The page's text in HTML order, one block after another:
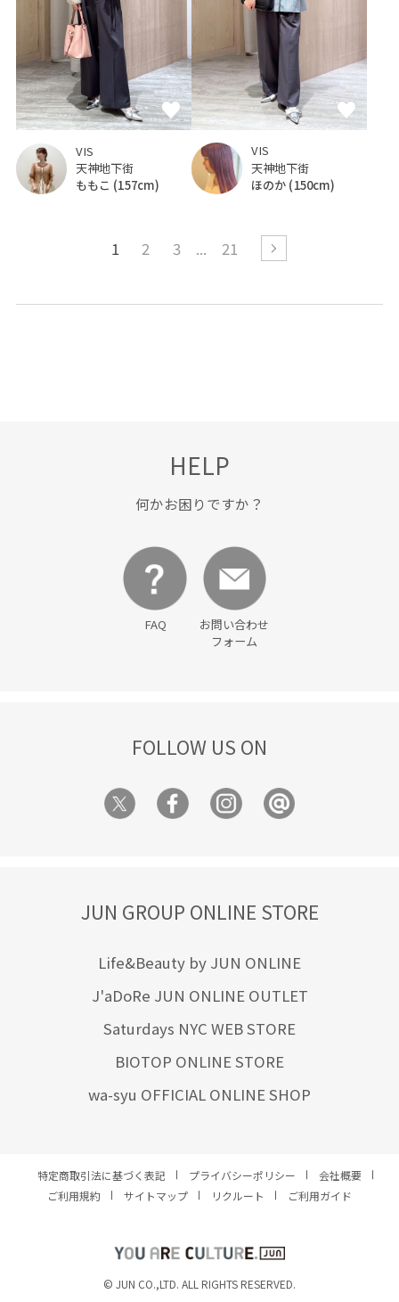
VIS
天神地下街
ももこ (157cm)
VIS
天神地下街
ほのか (150cm)
1 2 3 21
HELP
何かお困りですか？
FAQ
お問い合わせ
フォーム
FOLLOW US ON
JUN GROUP ONLINE STORE
Life&Beauty by JUN ONLINE
J'aDoRe JUN ONLINE OUTLET
Saturdays NYC WEB STORE
BIOTOP ONLINE STORE
wa-syu OFFICIAL ONLINE SHOP
特定商取引法に基づく表記 プライバシーポリシー
会社概要
ご利用規約
サイトマップ リクルート ご利用ガイド
© JUN CO.,LTD. ALL RIGHTS RESERVED.